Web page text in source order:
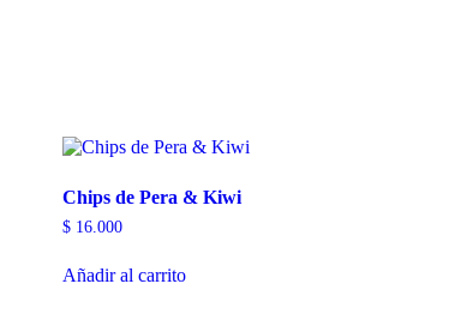
Chips de Pera & Kiwi
$16.000
Añadir al carrito